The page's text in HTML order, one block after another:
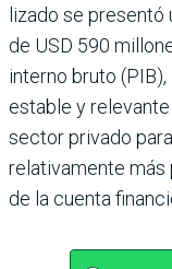
lizado se presentó
de USD 590
interno bruto
estable y
sector privado
relativamente
de la cuenta